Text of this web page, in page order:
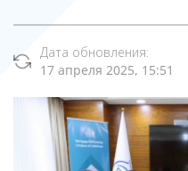
Дата обновления:
17 апреля 2025, 15:51